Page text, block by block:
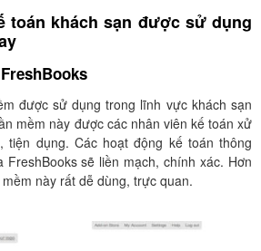
toán khách sạn được sử dụng
được sử dụng trong lĩnh vực khách sạn
mềm này được các nhân viên kế toán xử
tiện dụng. Các hoạt động kế toán thông
sẽ liền mạch, chính xác. Hơn
này rất dễ dùng, trực quan.